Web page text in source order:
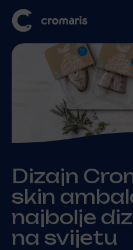
Dizajn
skin
najbolje
na svijetu